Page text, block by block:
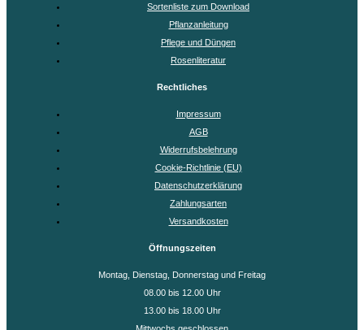
Sortenliste zum Download
Pflanzanleitung
Pflege und Düngen
Rosenliteratur
Rechtliches
Impressum
AGB
Widerrufsbelehrung
Cookie-Richtlinie (EU)
Datenschutzerklärung
Zahlungsarten
Versandkosten
Öffnungszeiten
Montag, Dienstag, Donnerstag und Freitag
08.00 bis 12.00 Uhr
13.00 bis 18.00 Uhr